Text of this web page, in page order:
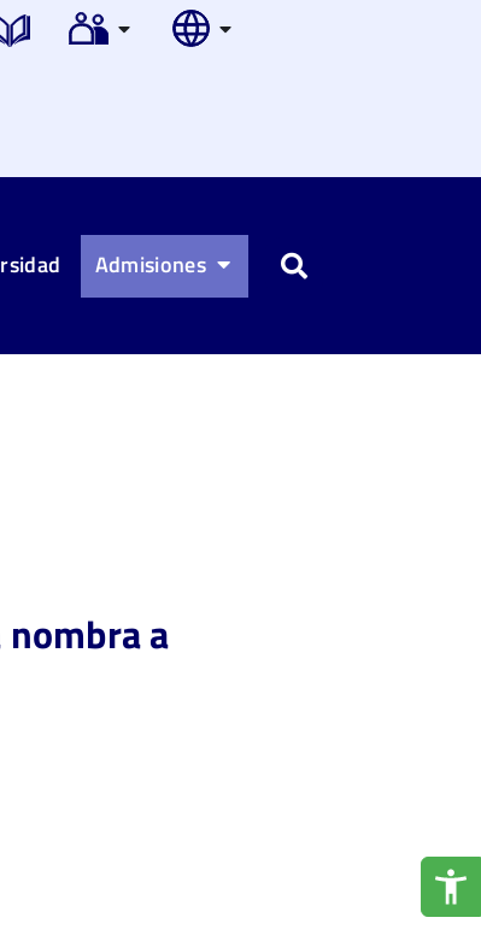
Admisiones Buscar
a